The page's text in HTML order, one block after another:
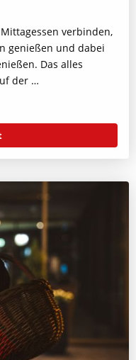
verbinden,
genießen und dabei
Das alles
der …